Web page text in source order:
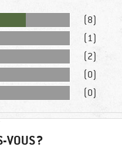
(8)
(1)
(2)
(0)
(0)
VOUS ?